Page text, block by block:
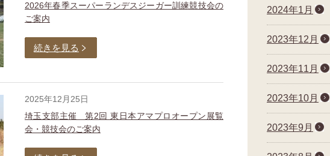
2026年春季スーパーランデスジーガー訓練競技会の
ご案内
続きを見る
2025年12月25日
埼玉支部主催 第2回 東日本アマプロオープン展覧
会・競技会のご案内
2024年1月
2023年12月
2023年11月
2023年10月
2023年9月